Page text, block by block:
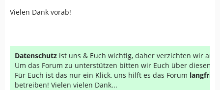
Vielen Dank vorab!
Datenschutz ist uns & Euch wichtig, daher verzichten wir auf
Um das Forum zu unterstützen bitten wir Euch über diesen
Für Euch ist das nur ein Klick, uns hilft es das Forum
betreiben! Vielen vielen Dank...